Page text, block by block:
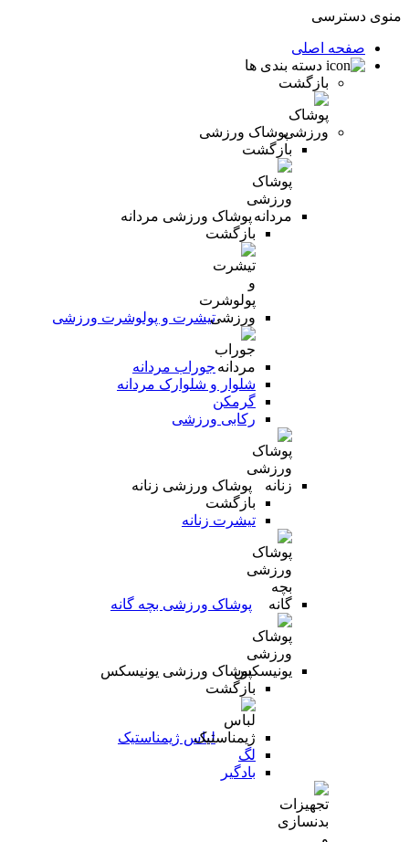
منوی دسترسی
صفحه اصلی
دسته بندی ها
بازگشت
پوشاک ورزشی
بازگشت
پوشاک ورزشی مردانه
بازگشت
تیشرت و پولوشرت ورزشی
جوراب مردانه
شلوار و شلوارک مردانه
گرمکن
رکابی ورزشی
پوشاک ورزشی زنانه
بازگشت
تیشرت زنانه
پوشاک ورزشی بچه گانه
پوشاک ورزشی یونیسکس
بازگشت
لباس ژیمناستیک
لگ
بادگیر